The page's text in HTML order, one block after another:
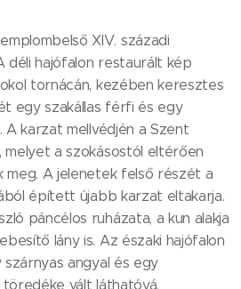
XIV. századi
déli hajófalon restaurált kép
tornácán, kezében keresztes
egy szakállas férfi és egy
A karzat mellvédjén a Szent
melyet a szokásostól eltérően
A jelenetek felső részét a
épített újabb karzat eltakarja.
páncélos ruházata, a kun alakja
lány is. Az északi hajófalon
angyal és egy
vált láthatóvá.